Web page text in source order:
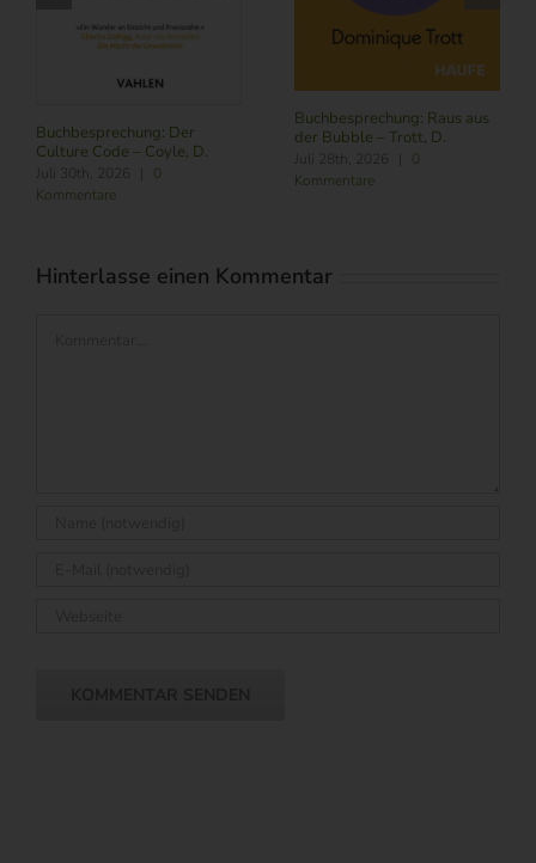
Buchbesprechung: Der
Culture Code – Coyle, D.
Juli 30th, 2026
0
Kommentare
Buchbesprechung: Raus aus
der Bubble – Trott, D.
Juli 28th, 2026
0
Kommentare
Hinterlasse einen Kommentar